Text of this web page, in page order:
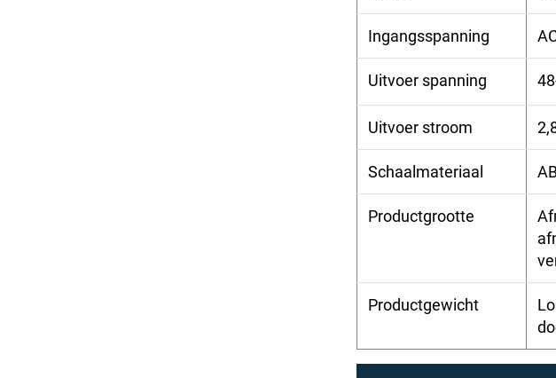
Ingangsspanning
Uitvoer spanning
Uitvoer stroom
Schaalmateriaal
Productgrootte
Productgewicht